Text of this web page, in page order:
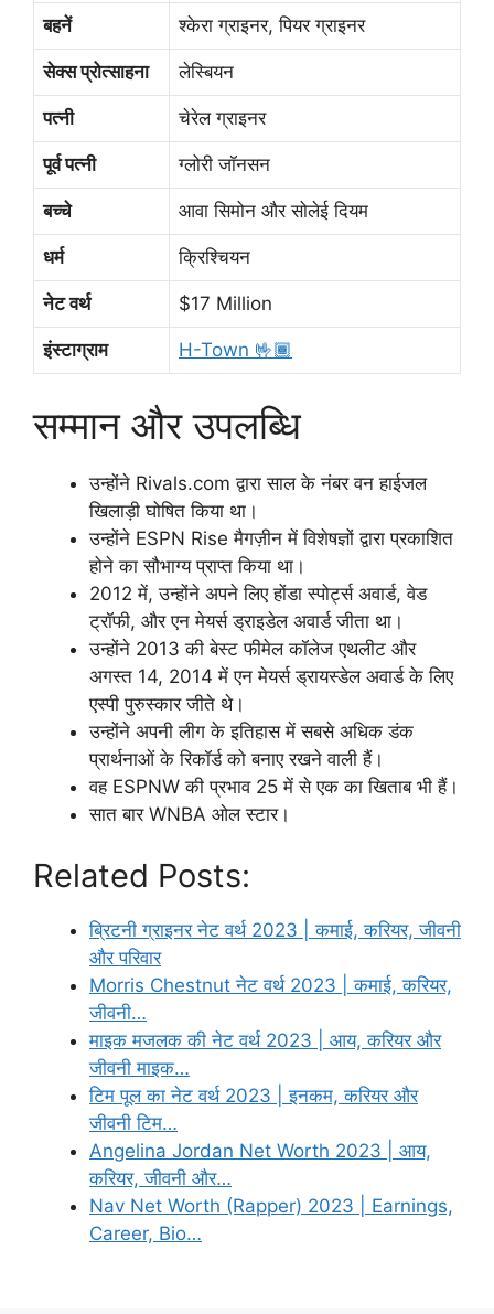
बहनें श्केरा ग्राइनर, पियर ग्राइनर
सेक्स प्रोत्साहना लेस्बियन
पत्नी चेरेल ग्राइनर
पूर्व पत्नी ग्लोरी जॉनसन
बच्चे आवा सिमोन और सोलेई दियम
धर्म क्रिश्चियन
नेट वर्थ $17 Million
इंस्टाग्राम H-Town 🤟🏾
सम्मान और उपलब्धि
उन्होंने Rivals.com द्वारा साल के नंबर वन हाईजल
खिलाड़ी घोषित किया था।
उन्होंने ESPN Rise मैगज़ीन में विशेषज्ञों द्वारा प्रकाशित
होने का सौभाग्य प्राप्त किया था।
2012 में, उन्होंने अपने लिए होंडा स्पोर्ट्स अवार्ड, वेड
ट्रॉफी, और एन मेयर्स ड्राइडेल अवार्ड जीता था।
उन्होंने 2013 की बेस्ट फीमेल कॉलेज एथलीट और
अगस्त 14, 2014 में एन मेयर्स ड्रायस्डेल अवार्ड के लिए
एस्पी पुरुस्कार जीते थे।
उन्होंने अपनी लीग के इतिहास में सबसे अधिक डंक
प्रार्थनाओं के रिकॉर्ड को बनाए रखने वाली हैं।
वह ESPNW की प्रभाव 25 में से एक का खिताब भी हैं।
सात बार WNBA ओल स्टार।
Related Posts:
ब्रिटनी ग्राइनर नेट वर्थ 2023 | कमाई, करियर, जीवनी
और परिवार
Morris Chestnut नेट वर्थ 2023 | कमाई, करियर,
जीवनी…
माइक मजलक की नेट वर्थ 2023 | आय, करियर और
जीवनी माइक…
टिम पूल का नेट वर्थ 2023 | इनकम, करियर और
जीवनी टिम…
Angelina Jordan Net Worth 2023 | आय,
करियर, जीवनी और…
Nav Net Worth (Rapper) 2023 | Earnings,
Career, Bio…